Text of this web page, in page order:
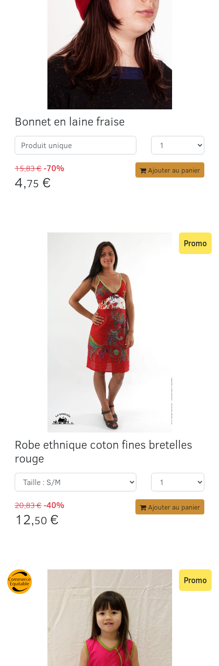
Bonnet en laine fraise
Produit unique
15,83 €-70%
4,75 €
Ajouter au panier
Robe ethnique coton fines bretelles
rouge
Promo
20,83 €-40%
12,50 €
Ajouter au panier
Promo